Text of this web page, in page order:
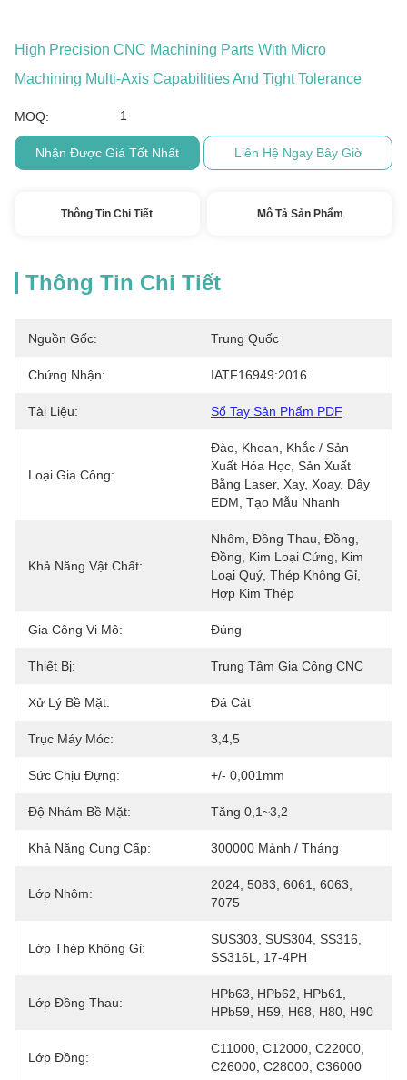
High Precision CNC Machining Parts With Micro
Machining Multi-Axis Capabilities And Tight Tolerance
MOQ: 1
Nhận Được Giá Tốt Nhất Liên Hệ Ngay Bây Giờ
Thông Tin Chi Tiết Mô Tả Sản Phẩm
Thông Tin Chi Tiết
Nguồn Gốc: Trung Quốc
Chứng Nhận: IATF16949:2016
Tài Liệu: Sổ Tay Sản Phẩm PDF
Loại Gia Công:
Đào, Khoan, Khắc / Sản
Xuất Hóa Học, Sản Xuất
Bằng Laser, Xay, Xoay, Dây
EDM, Tạo Mẫu Nhanh
Khả Năng Vật Chất:
Nhôm, Đồng Thau, Đồng,
Đồng, Kim Loại Cứng, Kim
Loại Quý, Thép Không Gỉ,
Hợp Kim Thép
Gia Công Vi Mô: Đúng
Thiết Bị: Trung Tâm Gia Công CNC
Xử Lý Bề Mặt: Đá Cát
Trục Máy Móc: 3,4,5
Sức Chịu Đựng: +/- 0,001mm
Độ Nhám Bề Mặt: Tăng 0,1~3,2
Khả Năng Cung Cấp: 300000 Mảnh / Tháng
Lớp Nhôm:
2024, 5083, 6061, 6063,
7075
Lớp Thép Không Gỉ:
SUS303, SUS304, SS316,
SS316L, 17-4PH
Lớp Đồng Thau:
HPb63, HPb62, HPb61,
HPb59, H59, H68, H80, H90
Lớp Đồng:
C11000, C12000, C22000,
C26000, C28000, C36000